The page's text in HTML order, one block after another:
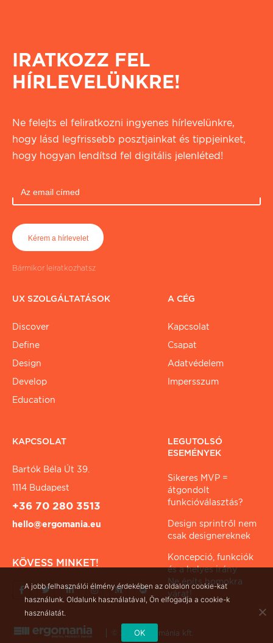
IRATKOZZ FEL
HÍRLEVELÜNKRE!
Ne felejts el feliratkozni ingyenes hírlevelünkre,
hogy lásd legfrissebb posztjainkat és tippjeinket,
hogy hogyan lendítsd fel digitális jelenléted!
Bármikor leiratkozhatsz
UX SZOLGÁLTATÁSOK
Discover
Define
Design
Develop
Education
A CÉG
Kapcsolat
Csapat
Adatvédelem
Impersszum
KAPCSOLAT
Bartók Béla Út 39.
1114 Budapest
+36 70 280 3513
hello@ergomania.eu
KÖVESS MINKET!
LEGUTOLSÓ
ESEMÉNYEK
Sikeres MVP =
átgondolt
funkcióválasztás?
Design sprintről nem
csak designereknek
Koncepció, funkciók
és a helyes irány
Ne építs homokra
várat!
© 2026 ergománia kft.
A jobb felhasználói élmény érdekében az oldalon cookie-kat
használunk. Oldalunk használatával, Ön elfogadja a cookie-k
használatát.
OK